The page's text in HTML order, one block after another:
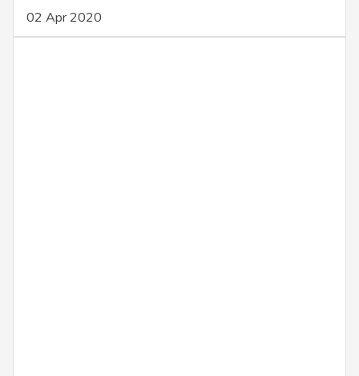
02 Apr 2020